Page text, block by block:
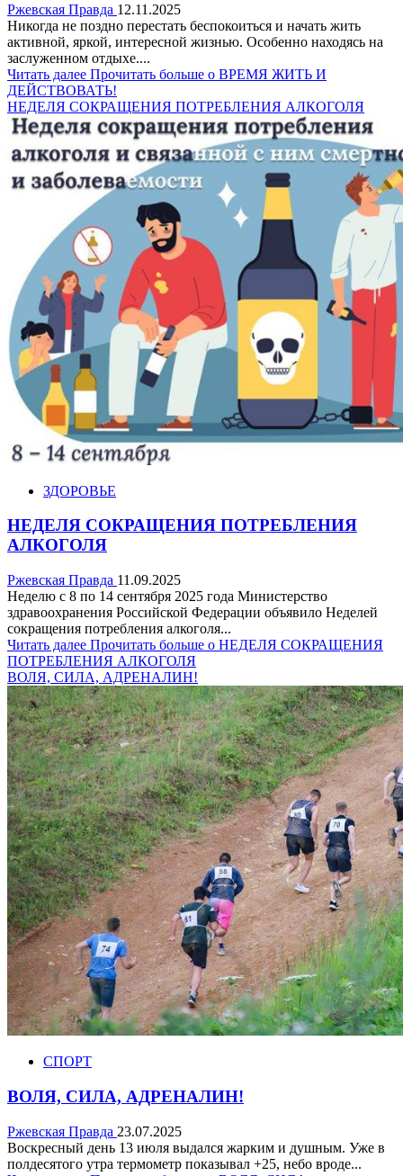
Ржевская Правда 12.11.2025
Никогда не поздно перестать беспокоиться и начать жить
активной, яркой, интересной жизнью. Особенно находясь на
заслуженном отдыхе....
Читать далее Прочитать больше о ВРЕМЯ ЖИТЬ И
ДЕЙСТВОВАТЬ!
НЕДЕЛЯ СОКРАЩЕНИЯ ПОТРЕБЛЕНИЯ АЛКОГОЛЯ
ЗДОРОВЬЕ
НЕДЕЛЯ СОКРАЩЕНИЯ ПОТРЕБЛЕНИЯ
АЛКОГОЛЯ
Ржевская Правда 11.09.2025
Неделю с 8 по 14 сентября 2025 года Министерство
здравоохранения Российской Федерации объявило Неделей
сокращения потребления алкоголя...
Читать далее Прочитать больше о НЕДЕЛЯ СОКРАЩЕНИЯ
ПОТРЕБЛЕНИЯ АЛКОГОЛЯ
ВОЛЯ, СИЛА, АДРЕНАЛИН!
СПОРТ
ВОЛЯ, СИЛА, АДРЕНАЛИН!
Ржевская Правда 23.07.2025
Воскресный день 13 июля выдался жарким и душным. Уже в
полдесятого утра термометр показывал +25, небо вроде...